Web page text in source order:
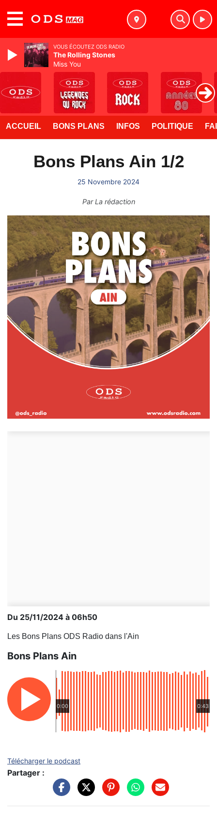
ACCUEIL BONS PLANS INFOS POLITIQUE
Bons Plans Ain 1/2
25 Novembre 2024
ParLa rédaction
Du 25/11/2024 à 06h50
Les Bons Plans ODS Radio dans l'Ain
Bons Plans Ain
0:00 0:43
Télécharger le podcast
Partager :
VOUS ÉCOUTEZ ODS RADIO
The Rolling Stones
Miss You